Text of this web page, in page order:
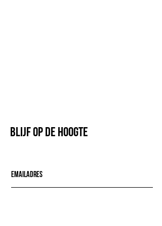
Blijf op de hoogte